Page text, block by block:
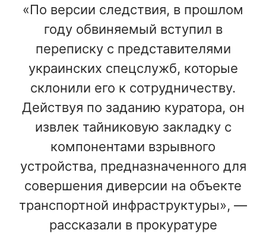
«По версии следствия, в прошлом
году обвиняемый вступил в
переписку с представителями
украинских спецслужб, которые
склонили его к сотрудничеству.
Действуя по заданию куратора, он
извлек тайниковую закладку с
компонентами взрывного
устройства, предназначенного для
совершения диверсии на объекте
транспортной инфраструктуры», —
рассказали в прокуратуре